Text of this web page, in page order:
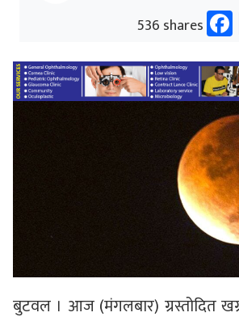
536 shares
बुटवल । आज (मंगलबार) ग्रस्तोदित